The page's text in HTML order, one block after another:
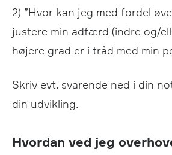
2) ”Hvor kan jeg med fordel
justere min adfærd (indre og/
højere grad er i tråd med min
Skriv evt. svarende ned i din
din udvikling.
Hvordan ved jeg